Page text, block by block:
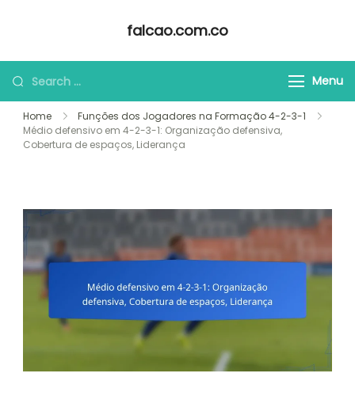
falcao.com.co
Looking
for
Something?
Menu
Home
Funções dos Jogadores na Formação 4-2-3-1
Médio defensivo em 4-2-3-1: Organização defensiva,
Cobertura de espaços, Liderança